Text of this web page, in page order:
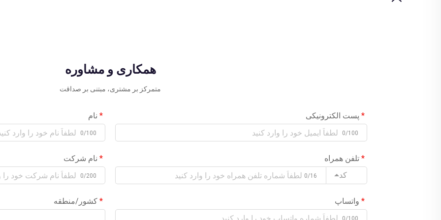
همکاری و مشاوره
متمرکز بر مشتری، مبتنی بر صداقت
پست الکترونیکی
0/100
نام
0/100
تلفن همراه
کد
0/16
نام شرکت
0/200
واتساپ
0/100
کشور/منطقه